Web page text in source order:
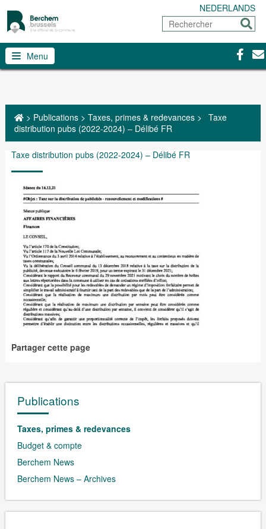
NEDERLANDS
Rechercher
Menu
> Publications> Taxes, primes & redevances> Taxe
distribution pubs (2022-2024) – Délibé FR
Taxe distribution pubs (2022-2024) – Délibé FR
Partager cette page
Publications
Taxes, primes & redevances
Budget & compte
Berchem News
Berchem News – Archives